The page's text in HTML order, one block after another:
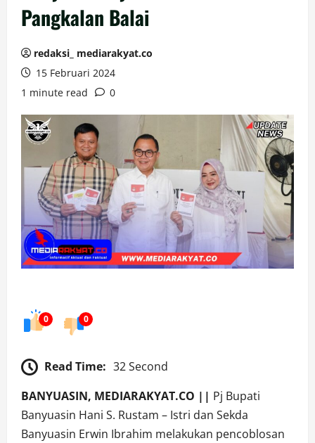
Pangkalan Balai
redaksi_ mediarakyat.co
15 Februari 2024
1 minute read
0
0 0
Read Time: 32 Second
BANYUASIN, MEDIARAKYAT.CO || Pj Bupati
Banyuasin Hani S. Rustam – Istri dan Sekda
Banyuasin Erwin Ibrahim melakukan pencoblosan